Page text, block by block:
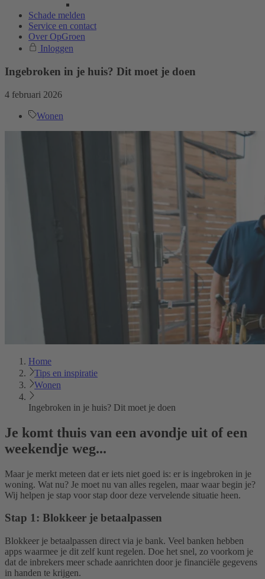
Schade melden
Service en contact
Over OpGroen
Inloggen
Ingebroken in je huis? Dit moet je doen
4 februari 2026
Wonen
Home
Tips en inspiratie
Wonen
Ingebroken in je huis? Dit moet je doen
Je komt thuis van een avondje uit of een
weekendje weg...
Maar je merkt meteen dat er iets niet goed is: er is ingebroken in je
woning. Wat nu? Je moet nu van alles regelen, maar waar begin je?
Wij helpen je stap voor stap door deze vervelende situatie heen.
Stap 1: Blokkeer je betaalpassen
Blokkeer je betaalpassen direct via je bank. Veel banken hebben
apps waarmee je dit zelf kunt regelen. Doe het snel, zo voorkom je
dat de inbrekers meer schade aanrichten door je financiële gegevens
in handen te krijgen.